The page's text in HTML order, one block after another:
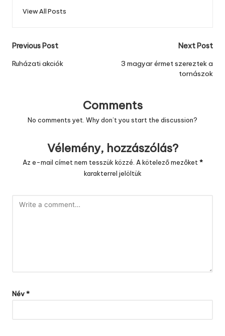
View All Posts
Post
navigation
Previous Post
Ruházati akciók
Next Post
3 magyar érmet szereztek a
tornászok
Comments
No comments yet. Why don’t you start the discussion?
Vélemény, hozzászólás?
Az e-mail címet nem tesszük közzé. A kötelező mezőket*
karakterrel jelöltük
Név*